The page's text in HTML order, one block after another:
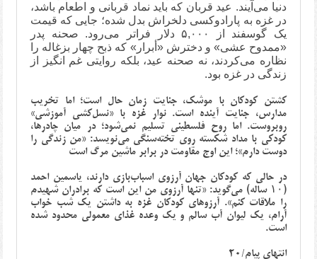
دنیا می‌آیند. عید قربان که باید نماد قربانی و اطعام باشد،
در غزه به پارادوکسی دلخراش بدل شده؛ جایی که قیمت
یک گوسفند از
۵,۰۰۰دلار فراتر می‌رود. صحنه پدر
«ممدوح عشی» و دخترش «أبرار» که ذبح چهار بزغاله را
نظاره می‌کردند، نه صحنه عید، بلکه روایتی غم انگیز از
زندگی در غزه بود.
کشتن کودکان با موشک، جنایت زمان حال است؛ اما تخریب
مدارس، جنایت آینده است. نوار غزه با «نسل‌کشی آموزشی»
روبروست. اما روح فلسطینی تسلیم نمی‌شود؛ در میان چادرها،
کودکی با مداد شکسته روی تخته‌سنگی می‌نویسد: «من زندگی را
دوست دارم»؛ این اوج مقاومت در برابر ماشین مرگ است
در حالی که کودکان جهان آرزوی اسباب‌بازی دارند، یاسمین احمد
(۱۰ ساله) می‌گوید: «تنها آرزوی من این است که برادران شهیدم
را ملاقات کنم». آرزوهای کودکان غزه به داشتن یک شب خواب
آرام، یک لیوان آب سالم و یک وعده غذای معمولی محدود شده
است.
انتهای پیام/20